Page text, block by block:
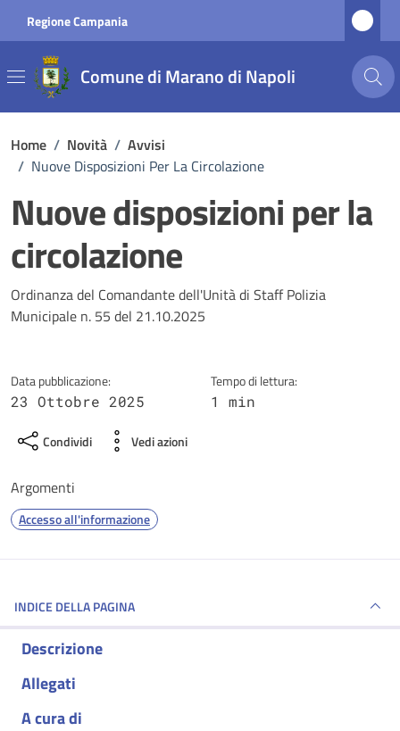
Regione Campania
Comune di Marano di Napoli
Home / Novità / Avvisi
/ Nuove Disposizioni Per La Circolazione
Nuove disposizioni per la
circolazione
Dettagli della notizia
Ordinanza del Comandante dell'Unità di Staff Polizia
Municipale n. 55 del 21.10.2025
Data pubblicazione:
23 Ottobre 2025
Tempo di lettura:
1 min
Condividi Vedi azioni
Argomenti
Accesso all'informazione
INDICE DELLA PAGINA
Descrizione
Allegati
A cura di